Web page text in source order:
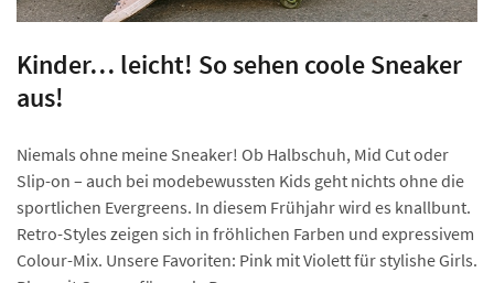
Kinder… leicht! So sehen coole Sneaker
aus!
Niemals ohne meine Sneaker! Ob Halbschuh, Mid Cut oder
Slip-on – auch bei modebewussten Kids geht nichts ohne die
sportlichen Evergreens. In diesem Frühjahr wird es knallbunt.
Retro-Styles zeigen sich in fröhlichen Farben und expressivem
Colour-Mix. Unsere Favoriten: Pink mit Violett für stylishe Girls.